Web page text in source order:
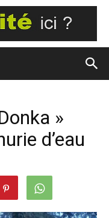
»
d’eau